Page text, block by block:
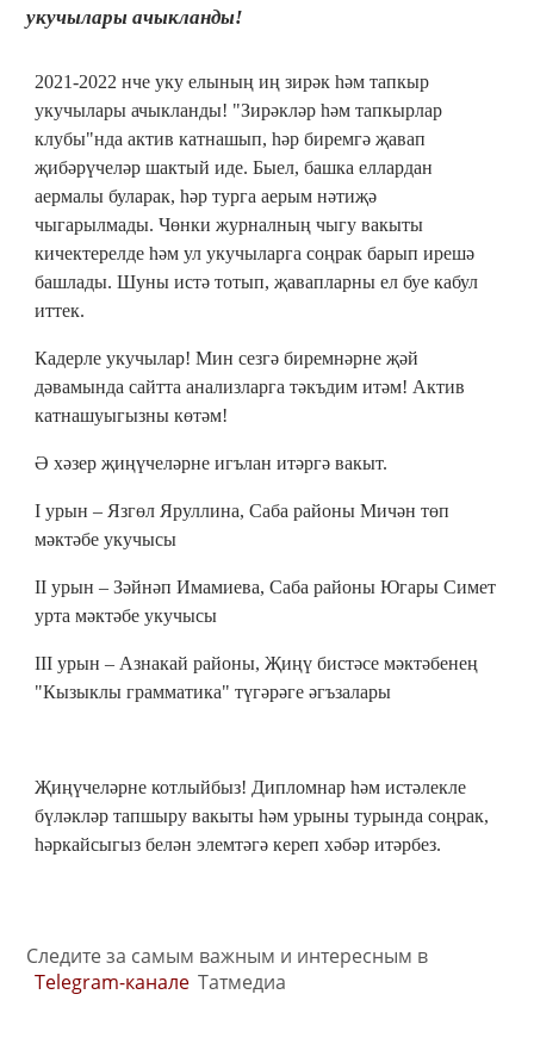
укучылары ачыкланды!
2021-2022 нче уку елының иң зирәк һәм тапкыр
укучылары ачыкланды! "Зирәкләр һәм тапкырлар
клубы"нда актив катнашып, һәр биремгә җавап
җибәрүчеләр шактый иде. Быел, башка еллардан
аермалы буларак, һәр турга аерым нәтиҗә
чыгарылмады. Чөнки журналның чыгу вакыты
кичектерелде һәм ул укучыларга соңрак барып ирешә
башлады. Шуны истә тотып, җавапларны ел буе кабул
иттек.
Кадерле укучылар! Мин сезгә биремнәрне җәй
дәвамында сайтта анализларга тәкъдим итәм! Актив
катнашуыгызны көтәм!
Ә хәзер җиңүчеләрне игълан итәргә вакыт.
I урын – Язгөл Яруллина, Саба районы Мичән төп
мәктәбе укучысы
II урын – Зәйнәп Имамиева, Саба районы Югары Симет
урта мәктәбе укучысы
III урын – Азнакай районы, Җиңү бистәсе мәктәбенең
"Кызыклы грамматика" түгәрәге әгъзалары
Җиңүчеләрне котлыйбыз! Дипломнар һәм истәлекле
бүләкләр тапшыру вакыты һәм урыны турында соңрак,
һәркайсыгыз белән элемтәгә кереп хәбәр итәрбез.
Следите за самым важным и интересным в
Telegram-канале Татмедиа